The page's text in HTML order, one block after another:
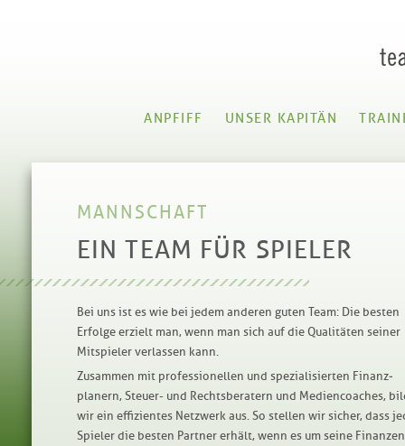
ANPFIFF UNSER KAPITÄN
MANNSCHAFT
EIN TEAM FÜR SPIELER
Bei uns ist es wie bei jedem anderen guten Team: Die besten
Erfolge erzielt man, wenn man sich auf die Qualitäten seiner
Mitspieler verlassen kann.
Zusammen mit professionellen und spezialisierten Finanz­
planern, Steuer- und Rechtsberatern und Mediencoaches,
wir ein effizientes Netzwerk aus. So stellen wir sicher, dass
Spieler die besten Partner erhält, wenn es um seine